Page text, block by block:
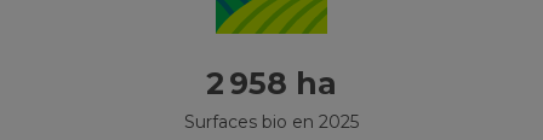
2 958 ha
Surfaces bio en 2025